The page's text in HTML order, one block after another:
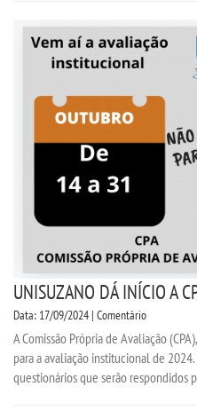
EXTENSÃO
FLUXOS
MANUAIS
NIVELAMENTO
OUVIDORIA
PDI
UNISUZANO DÁ INÍCIO A
Data: 17/09/2024 | Comentário
A Comissão Própria de Avaliação
para a avaliação institucional de
questionários que serão respondidos